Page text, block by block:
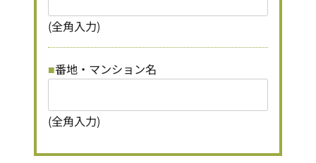
(全角入力)
番地・マンション名
(全角入力)